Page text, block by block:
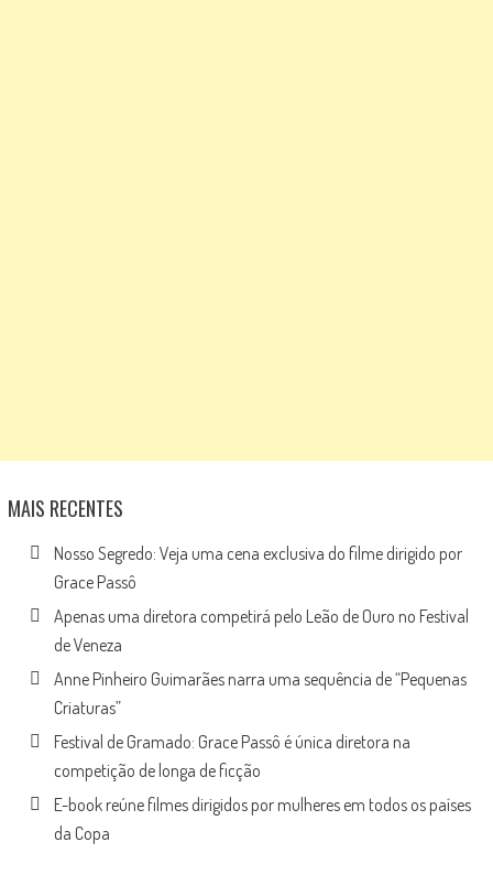
MAIS RECENTES
Nosso Segredo: Veja uma cena exclusiva do filme dirigido por
Grace Passô
Apenas uma diretora competirá pelo Leão de Ouro no Festival
de Veneza
Anne Pinheiro Guimarães narra uma sequência de “Pequenas
Criaturas”
Festival de Gramado: Grace Passô é única diretora na
competição de longa de ficção
E-book reúne filmes dirigidos por mulheres em todos os países
da Copa